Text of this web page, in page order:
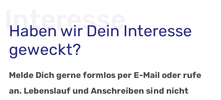
Interesse
Haben wir Dein Interesse
geweckt?
Melde Dich gerne formlos per E-Mail oder rufe
an. Lebenslauf und Anschreiben sind nicht